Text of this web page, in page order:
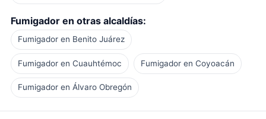
Fumigador en otras alcaldías:
Fumigador en Benito Juárez
Fumigador en Cuauhtémoc Fumigador en Coyoacán
Fumigador en Álvaro Obregón